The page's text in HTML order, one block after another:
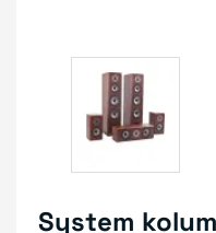
System